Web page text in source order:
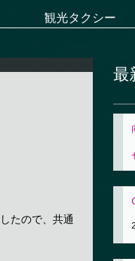
観光タクシー
たので、共通
最